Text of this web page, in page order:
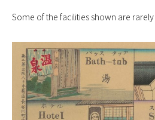
Some of the facilities shown are